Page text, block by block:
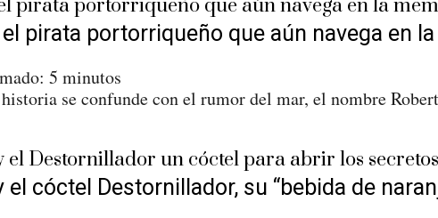
pirata portorriqueño que aún navega en
5 minutos
se confunde con el rumor del mar, el nombre
cóctel Destornillador, su “bebida de